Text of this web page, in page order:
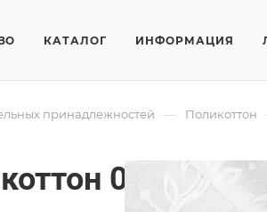
КАТАЛОГ ИНФОРМАЦИЯ
принадлежностей — Поликоттон
019-008